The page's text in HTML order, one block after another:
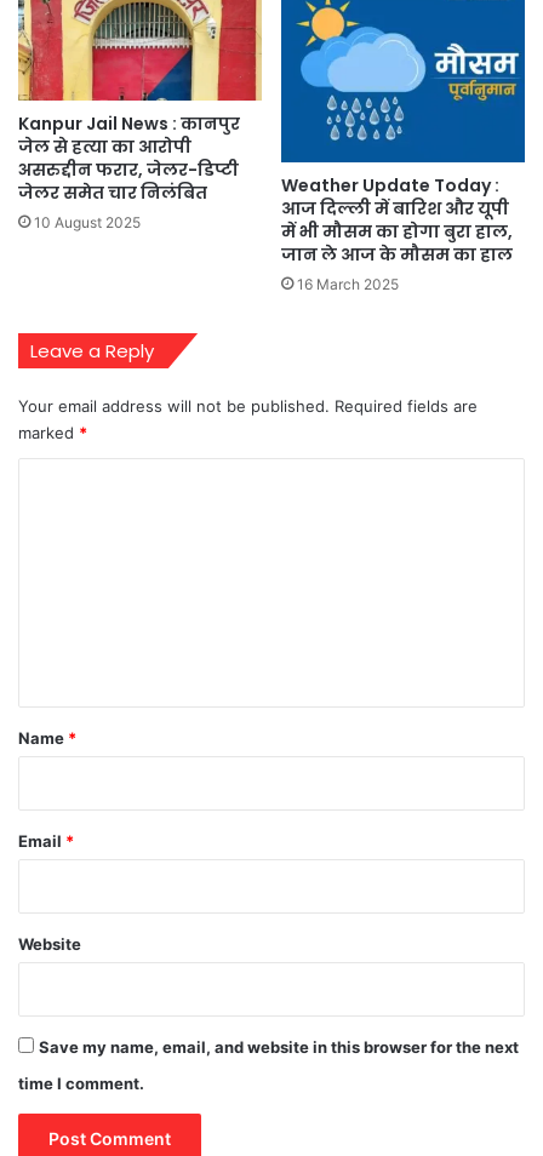
Kanpur Jail News : कानपुर
जेल से हत्या का आरोपी
असरुद्दीन फरार, जेलर-डिप्टी
जेलर समेत चार निलंबित
10 August 2025
Weather Update Today :
आज दिल्ली में बारिश और यूपी
में भी मौसम का होगा बुरा हाल,
जान ले आज के मौसम का हाल
16 March 2025
Leave a Reply
Your email address will not be published. Required fields are
marked *
*
Name *
Email *
Website
Save my name, email, and website in this browser for the next
time I comment.